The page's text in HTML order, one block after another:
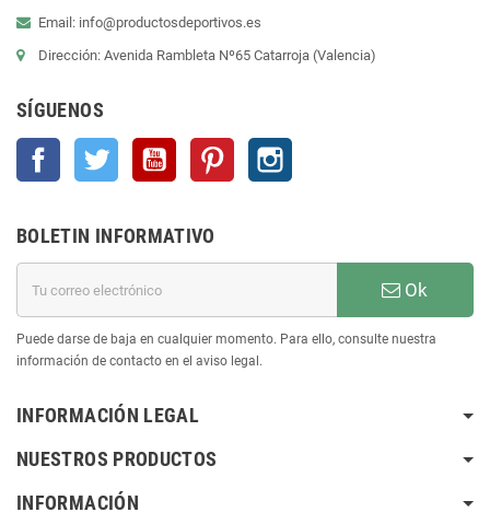
Email: info@productosdeportivos.es
Dirección: Avenida Rambleta Nº65 Catarroja (Valencia)
SÍGUENOS
Facebook Twitter YouTube Pinterest
BOLETIN INFORMATIVO
Ok
Puede darse de baja en cualquier momento. Para ello, consulte nuestra
información de contacto en el aviso legal.
INFORMACIÓN LEGAL
NUESTROS PRODUCTOS
INFORMACIÓN